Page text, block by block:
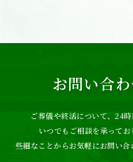
お問い合
ご葬儀や終活について、24時
いつでもご相談を承ってお
些細なことからお気軽にお問い合